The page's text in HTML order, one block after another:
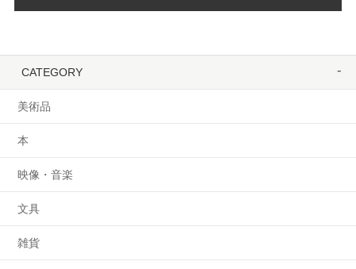
CATEGORY
美術品
本
映像・音楽
文具
雑貨